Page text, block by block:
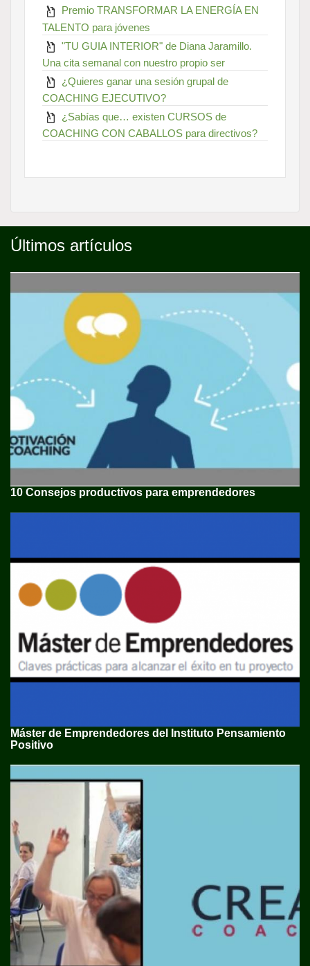
Premio TRANSFORMAR LA ENERGÍA EN
TALENTO para jóvenes
"TU GUIA INTERIOR" de Diana Jaramillo.
Una cita semanal con nuestro propio ser
¿Quieres ganar una sesión grupal de
COACHING EJECUTIVO?
¿Sabías que… existen CURSOS de
COACHING CON CABALLOS para directivos?
Últimos artículos
10 Consejos productivos para emprendedores
Máster de Emprendedores del Instituto Pensamiento
Positivo